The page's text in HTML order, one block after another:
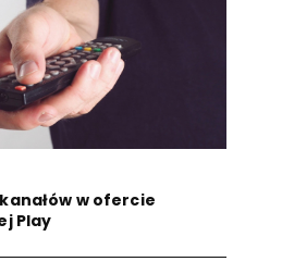
w ofercie
Play